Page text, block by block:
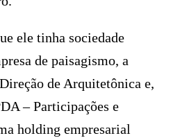
ele tinha sociedade
de paisagismo, a
de Arquitetônica e,
– Participações e
holding empresarial